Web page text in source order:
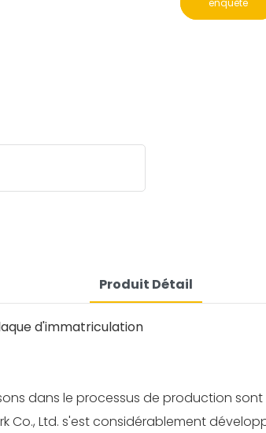
enquête
Produit Détail
d'immatriculation
dans le processus de production
Co., Ltd. s'est considérablement